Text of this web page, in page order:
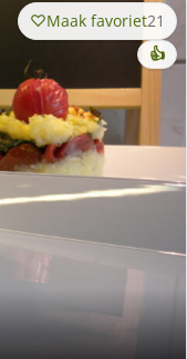
Maak favoriet21
👍